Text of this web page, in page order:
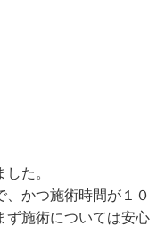
た。
かつ施術時間が１０
ず施術については安心